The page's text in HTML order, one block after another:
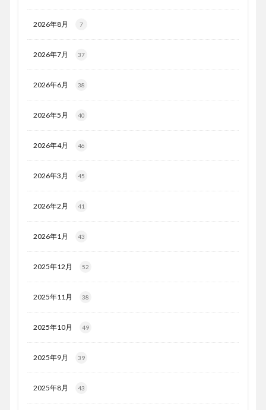
2026年8月 7
2026年7月 37
2026年6月 38
2026年5月 40
2026年4月 46
2026年3月 45
2026年2月 41
2026年1月 43
2025年12月 52
2025年11月 38
2025年10月 49
2025年9月 39
2025年8月 43